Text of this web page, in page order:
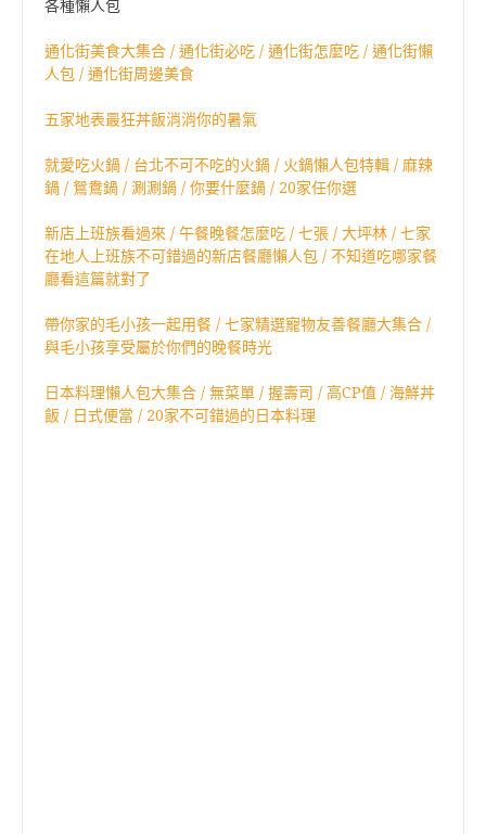
各種懶人包
通化街美食大集合 / 通化街必吃 / 通化街怎麼吃 / 通化街懶
人包 / 通化街周邊美食
五家地表最狂丼飯消消你的暑氣
就愛吃火鍋 / 台北不可不吃的火鍋 / 火鍋懶人包特輯 / 麻辣
鍋 / 鴛鴦鍋 / 涮涮鍋 / 你要什麼鍋 / 20家任你選
新店上班族看過來 / 午餐晚餐怎麼吃 / 七張 / 大坪林 / 七家
在地人上班族不可錯過的新店餐廳懶人包 / 不知道吃哪家餐
廳看這篇就對了
帶你家的毛小孩一起用餐 / 七家精選寵物友善餐廳大集合 /
與毛小孩享受屬於你們的晚餐時光
日本料理懶人包大集合 / 無菜單 / 握壽司 / 高CP值 / 海鮮丼
飯 / 日式便當 / 20家不可錯過的日本料理